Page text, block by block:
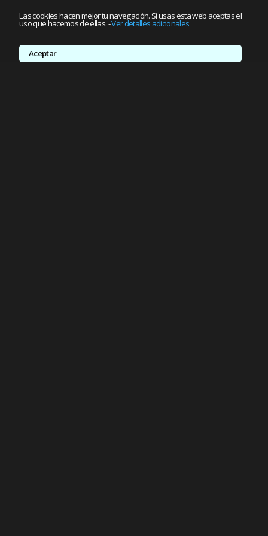
Las cookies hacen mejor tu navegación. Si usas esta web aceptas el
uso que hacemos de ellas.-Ver detalles adicionales
Aceptar